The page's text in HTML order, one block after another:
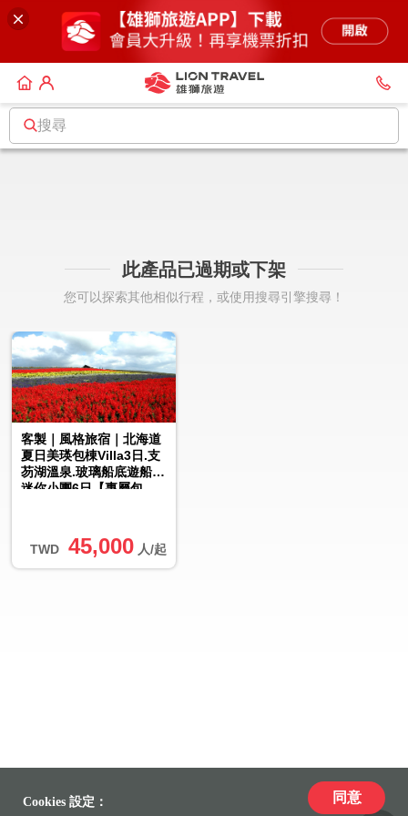
搜尋
此產品已過期或下架
您可以探索其他相似行程，或使用搜尋引擎搜尋！
TWD 45,000 人/起
客製｜風格旅宿｜北海道
夏日美瑛包棟Villa3日.支
芴湖溫泉.玻璃船底遊船.
迷你小團6日【專屬包
Cookies 設定： 同意